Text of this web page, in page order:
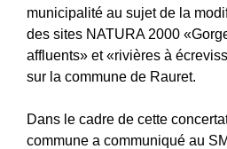
municipalité au sujet de la
des sites NATURA 2000
affluents» et «rivières à
sur la commune de Rauret.
Dans le cadre de cette
commune a communiqué au